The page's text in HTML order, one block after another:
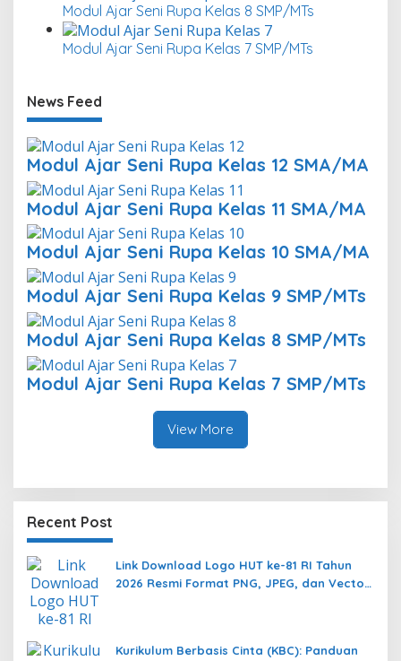
Modul Ajar Seni Rupa Kelas 8 SMP/MTs
Modul Ajar Seni Rupa Kelas 7 SMP/MTs
News Feed
Modul Ajar Seni Rupa Kelas 12 SMA/MA
Modul Ajar Seni Rupa Kelas 11 SMA/MA
Modul Ajar Seni Rupa Kelas 10 SMA/MA
Modul Ajar Seni Rupa Kelas 9 SMP/MTs
Modul Ajar Seni Rupa Kelas 8 SMP/MTs
Modul Ajar Seni Rupa Kelas 7 SMP/MTs
View More
Recent Post
Link Download Logo HUT ke-81 RI Tahun
2026 Resmi Format PNG, JPEG, dan Vector
Kurikulum Berbasis Cinta (KBC): Panduan